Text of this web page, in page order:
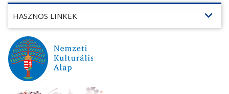
HASZNOS LINKEK expand_more